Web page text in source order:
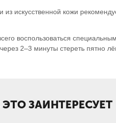
искусственной кожи
воспользоваться
2–3 минуты стереть пятно
ЗАИНТЕРЕСУЕТ